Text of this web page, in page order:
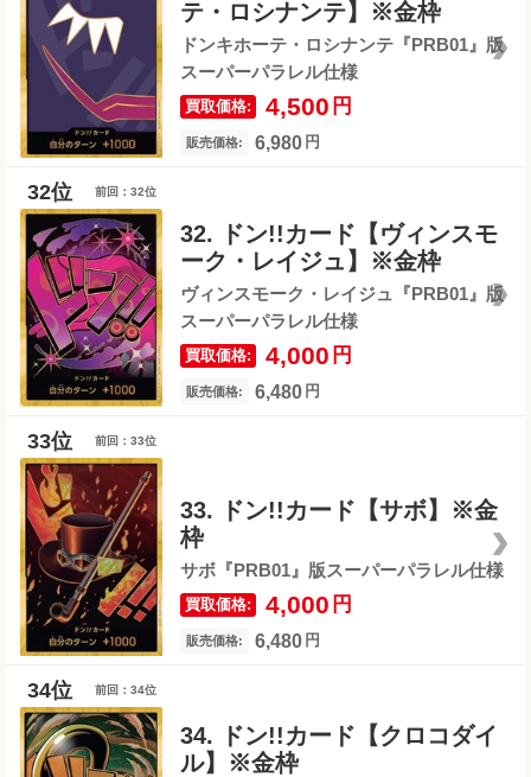
テ・ロシナンテ】※金枠
ドンキホーテ・ロシナンテ『PRB01』版
スーパーパラレル仕様
買取価格: 4,500 円
販売価格: 6,980 円
前回：32位
32. ドン!!カード【ヴィンスモ
ーク・レイジュ】※金枠
ヴィンスモーク・レイジュ『PRB01』版
スーパーパラレル仕様
買取価格: 4,000 円
販売価格: 6,480 円
前回：33位
33. ドン!!カード【サボ】※金
枠
サボ『PRB01』版スーパーパラレル仕様
買取価格: 4,000 円
販売価格: 6,480 円
前回：34位
34. ドン!!カード【クロコダイ
ル】※金枠